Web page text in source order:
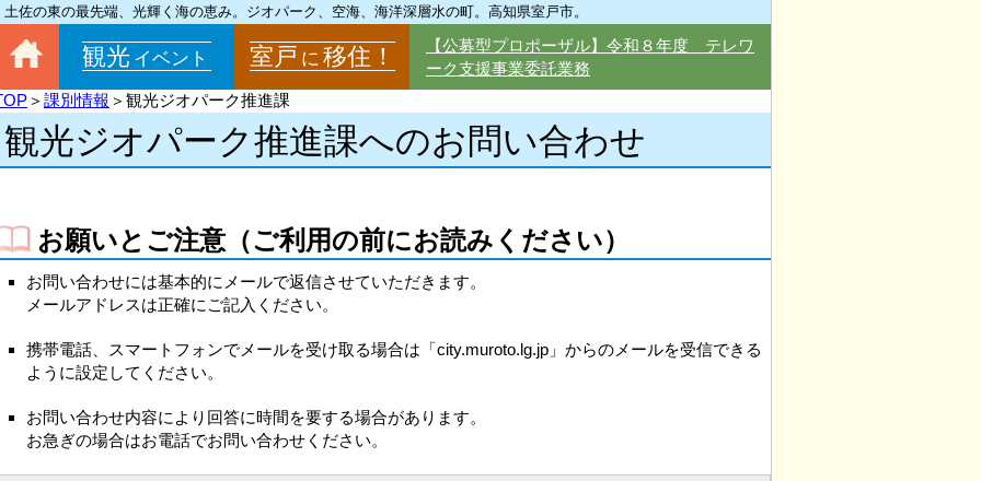
土佐の東の最先端、光輝く海の恵み。ジオパーク、空海、海洋深層水の町。高知県室戸市。
観光 イベント 室戸 に 移住！
【公募型プロポーザル】令和８年度 テレワ
ーク支援事業委託業務
＞ 課別情報 ＞観光ジオパーク推進課
観光ジオパーク推進課へのお問い合わせ
お願いとご注意（ご利用の前にお読みください）
お問い合わせには基本的にメールで返信させていただきます。
メールアドレスは正確にご記入ください。
携帯電話、スマートフォンでメールを受け取る場合は「city.muroto.lg.jp」からのメールを受信できる
ように設定してください。
お問い合わせ内容により回答に時間を要する場合があります。
お急ぎの場合はお電話でお問い合わせください。